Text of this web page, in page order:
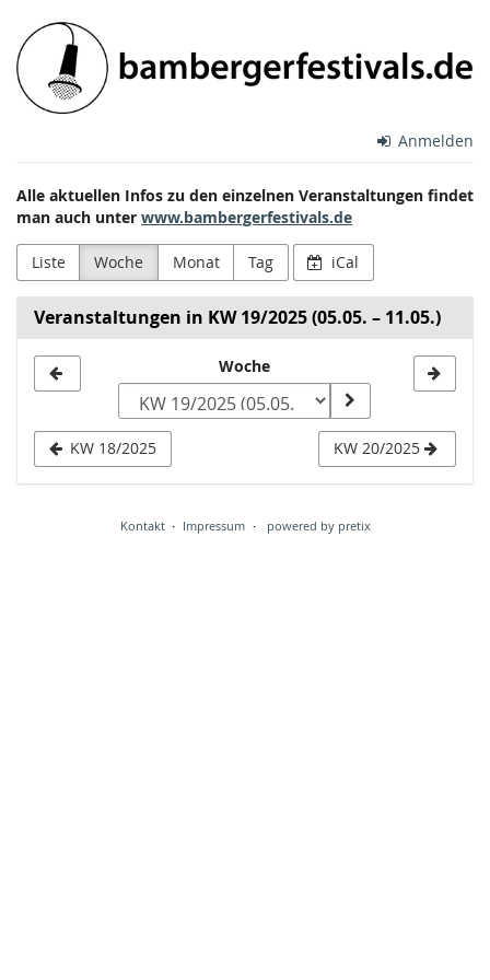
Zum
Haupt-
Inhalt
springen
Bamberger
Festivals
e.V.
Anmelden
Alle aktuellen Infos zu den einzelnen Veranstaltungen findet
man auch unter www.bambergerfestivals.de
Liste Woche Monat Tag iCal
Veranstaltungen in KW 19/2025 (05.05. – 11.05.)
zur
Anzeige
auswählen
Woche
KW 18/2025 KW 20/2025
Kontakt Impressum powered by pretix